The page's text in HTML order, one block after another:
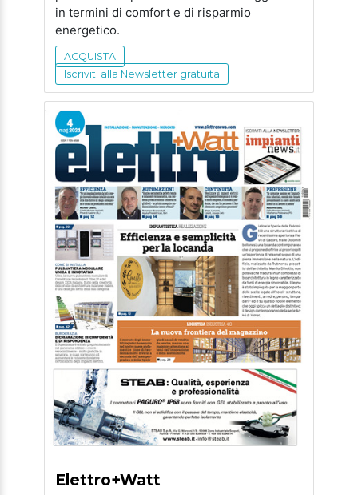
in termini di comfort e di risparmio
energetico.
ACQUISTA
Iscriviti alla Newsletter gratuita
Elettro+Watt